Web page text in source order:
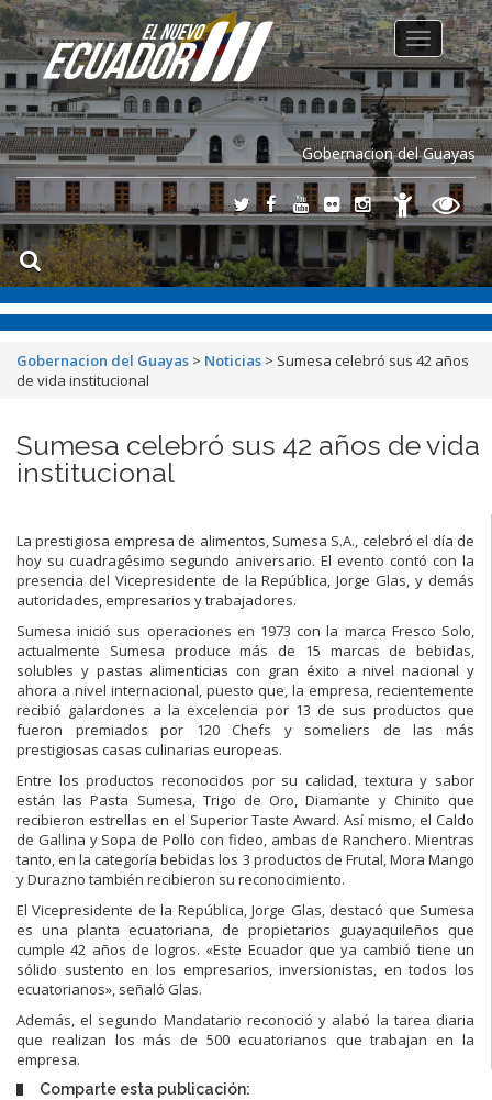
Gobernacion del Guayas
Toggle
navigation
Gobernacion del Guayas > Noticias > Sumesa celebró sus 42 años
de vida institucional
Sumesa celebró sus 42 años de vida
institucional
La prestigiosa empresa de alimentos, Sumesa S.A., celebró el día de
hoy su cuadragésimo segundo aniversario. El evento contó con la
presencia del Vicepresidente de la República, Jorge Glas, y demás
autoridades, empresarios y trabajadores.
Sumesa inició sus operaciones en 1973 con la marca Fresco Solo,
actualmente Sumesa produce más de 15 marcas de bebidas,
solubles y pastas alimenticias con gran éxito a nivel nacional y
ahora a nivel internacional, puesto que, la empresa, recientemente
recibió galardones a la excelencia por 13 de sus productos que
fueron premiados por 120 Chefs y someliers de las más
prestigiosas casas culinarias europeas.
Entre los productos reconocidos por su calidad, textura y sabor
están las Pasta Sumesa, Trigo de Oro, Diamante y Chinito que
recibieron estrellas en el Superior Taste Award. Así mismo, el Caldo
de Gallina y Sopa de Pollo con fideo, ambas de Ranchero. Mientras
tanto, en la categoría bebidas los 3 productos de Frutal, Mora Mango
y Durazno también recibieron su reconocimiento.
El Vicepresidente de la República, Jorge Glas, destacó que Sumesa
es una planta ecuatoriana, de propietarios guayaquileños que
cumple 42 años de logros. «Este Ecuador que ya cambió tiene un
sólido sustento en los empresarios, inversionistas, en todos los
ecuatorianos», señaló Glas.
Además, el segundo Mandatario reconoció y alabó la tarea diaria
que realizan los más de 500 ecuatorianos que trabajan en la
empresa.
Comparte esta publicación: